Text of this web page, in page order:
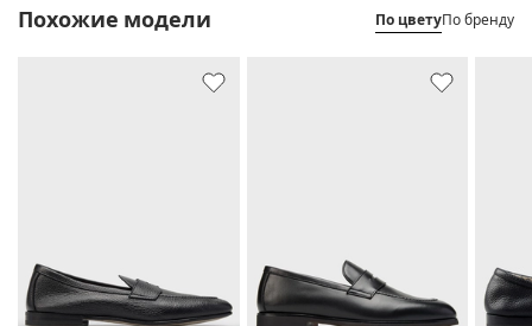
Похожие модели По цветуПо бренду